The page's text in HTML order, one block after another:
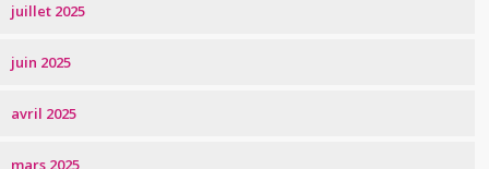
juillet 2025
juin 2025
avril 2025
mars 2025